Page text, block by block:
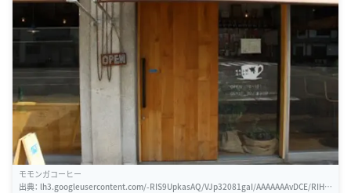
モモンガコーヒー
出典： lh3.googleusercontent.com/-RIS9UpkasAQ/VJp32081gaI/AAAAAAAvDCE/RIHN